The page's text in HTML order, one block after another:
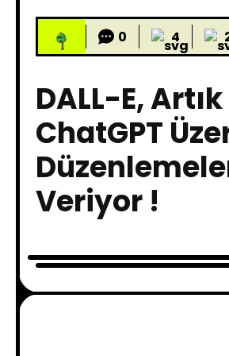
0 4
DALL-E, Artık
ChatGPT
Veriyor !